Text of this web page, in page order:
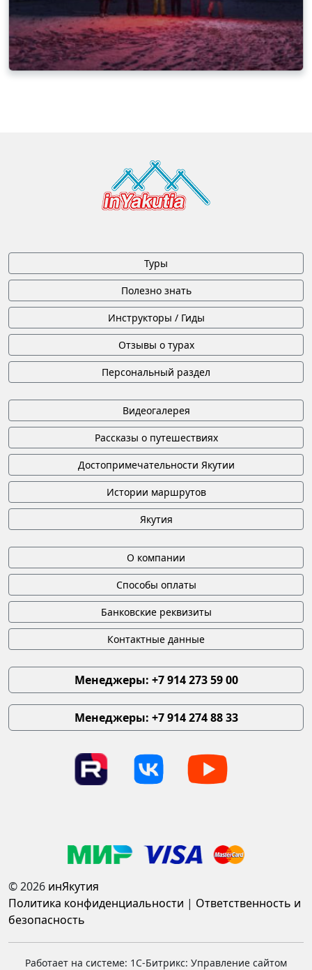
Туры
Полезно знать
Инструкторы / Гиды
Отзывы о турах
Персональный раздел
Видеогалерея
Рассказы о путешествиях
Достопримечательности Якутии
Истории маршрутов
Якутия
О компании
Способы оплаты
Банковские реквизиты
Контактные данные
Менеджеры: +7 914 273 59 00
Менеджеры: +7 914 274 88 33
© 2026 инЯкутия
Политика конфиденциальности | Ответственность и
безопасность
Работает на системе: 1С-Битрикс: Управление сайтом